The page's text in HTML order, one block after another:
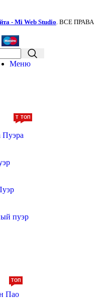
- Mi Web Studio . ВСЕ ПРАВА
Меню
Пуэра
ТОП
пуэр
ТОП
Пао
ТОП